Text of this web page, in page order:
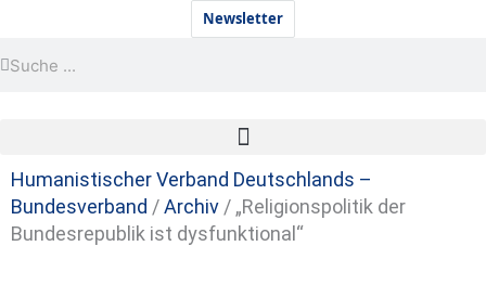
springen
Newsletter
Humanistischer Verband Deutschlands –
Bundesverband /Archiv / „Religionspolitik der
Bundesrepublik ist dysfunktional“